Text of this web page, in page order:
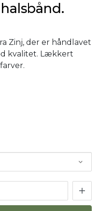
Zinj, der er håndlavet
kvalitet. Lækkert